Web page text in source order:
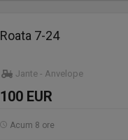
Roata 7-24
Jante - Anvelope
100 EUR
Acum 8 ore